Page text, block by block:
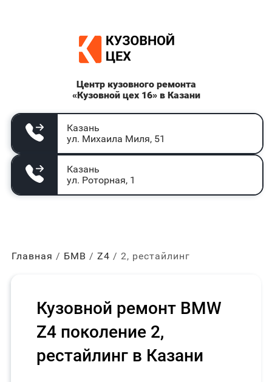
Центр кузовного ремонта
«Кузовной цех 16» в Казани
Казань
ул. Михаила Миля, 51
Казань
ул. Роторная, 1
Главная БМВ Z4 2, рестайлинг
Кузовной ремонт BMW
Z4 поколение 2,
рестайлинг в Казани